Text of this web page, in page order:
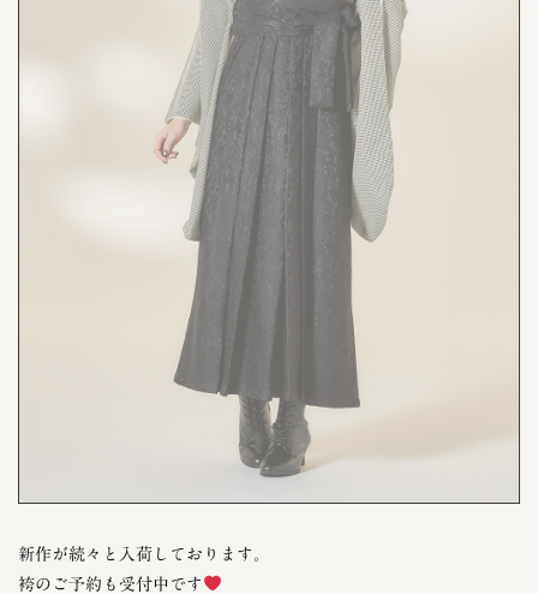
新作が続々と入荷しております。
袴のご予約も受付中です